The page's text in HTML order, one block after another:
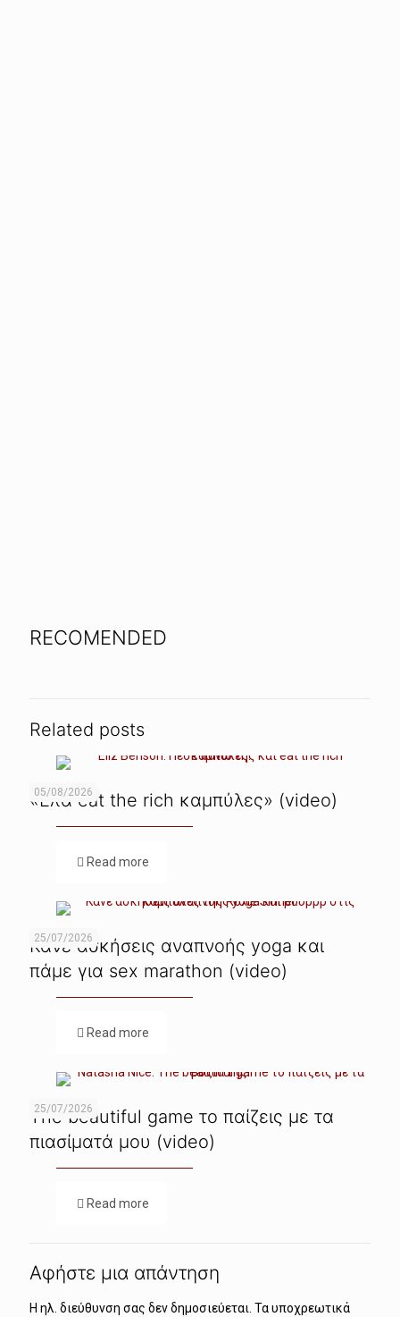
RECOMENDED
Related posts
05/08/2026
«Ελα eat the rich καμπύλες» (video)
Read more
25/07/2026
Κάνε ασκήσεις αναπνοής yoga και
πάμε για sex marathon (video)
Read more
25/07/2026
The beautiful game το παίζεις με τα
πιασίματά μου (video)
Read more
Αφήστε μια απάντηση
Η ηλ. διεύθυνση σας δεν δημοσιεύεται. Τα υποχρεωτικά